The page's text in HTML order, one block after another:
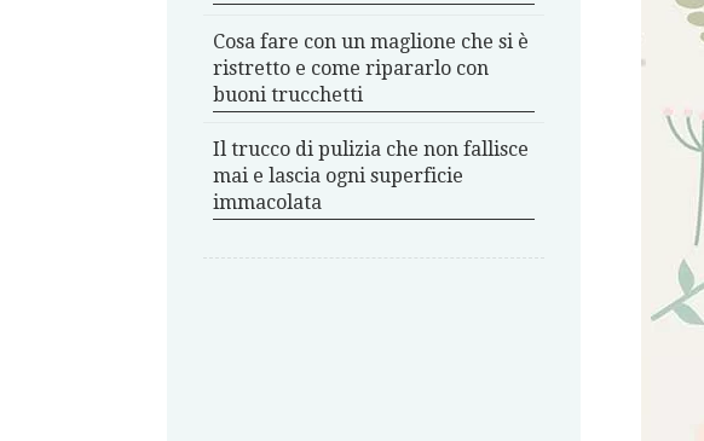
Cosa fare con un maglione che si è
ristretto e come ripararlo con
buoni trucchetti
Il trucco di pulizia che non fallisce
mai e lascia ogni superficie
immacolata